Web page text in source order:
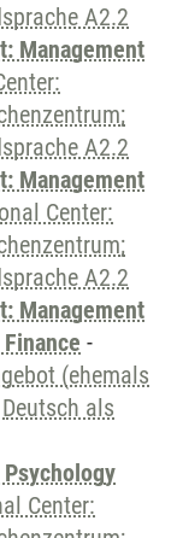
A2.2
Management
A2.2
Management
Center:
A2.2
Management
-
(ehemals
Deutsch als
Center: